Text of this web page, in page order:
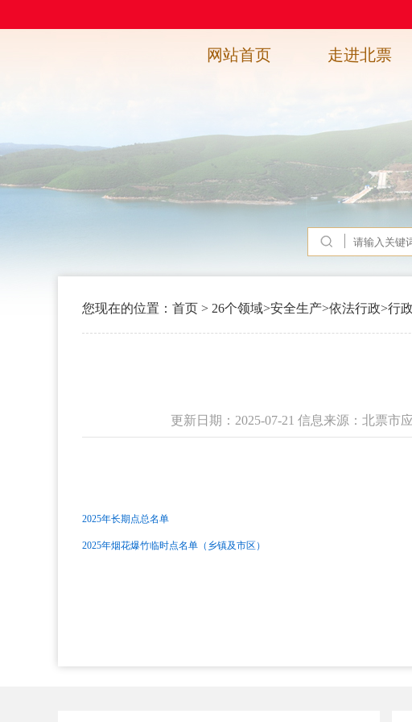
网站首页 走进北票
您现在的位置： 首页 > 26个领域>安全生产>依法行政>行
更新日期：2025-07-21 信息来源：北票市
2025年长期点总名单
2025年烟花爆竹临时点名单（乡镇及市区）